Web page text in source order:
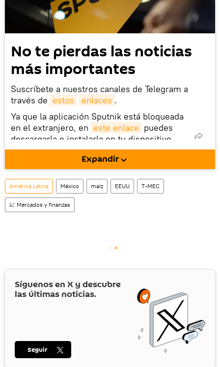
No te pierdas las noticias
más importantes
Suscríbete a nuestros canales de Telegram a
través de estos enlaces .
Ya que la aplicación Sputnik está bloqueada
en el extranjero, en este enlace puedes
descargarla e instalarla en tu dispositivo
móvil (¡solo para Android!).
También tenemos una cuenta en la red
social rusa VK .
Expandir
América Latina México maíz EEUU T-MEC
📈 Mercados y finanzas
Síguenos en X y descubre
las últimas noticias.
Seguir